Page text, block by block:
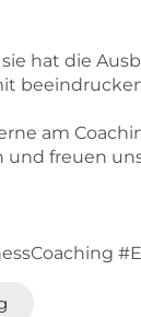
hat die
am
freuen